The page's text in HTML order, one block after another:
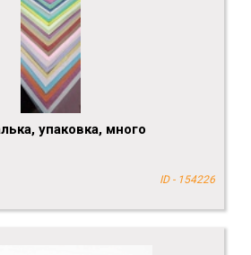
упаковка, много
ID - 154226